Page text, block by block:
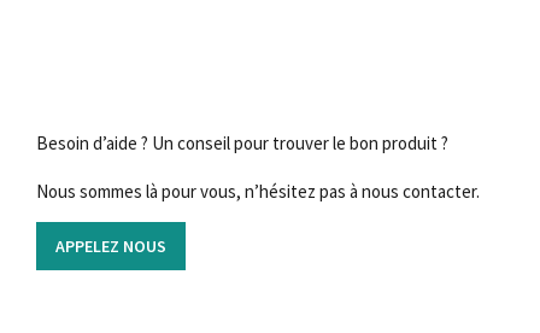
Besoin d’aide ? Un conseil pour trouver le bon produit ?
Nous sommes là pour vous, n’hésitez pas à nous contacter.
APPELEZ NOUS